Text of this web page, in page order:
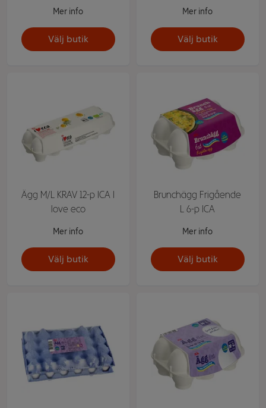
Mer info
Välj butik
Mer info
Välj butik
Ägg M/L KRAV 12-p ICA I
love eco
Mer info
Välj butik
Brunchägg Frigående
L 6-p ICA
Mer info
Välj butik